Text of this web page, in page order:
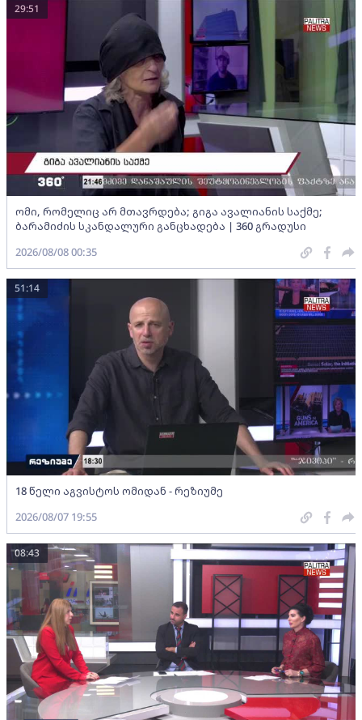
ომი, რომელიც არ მთავრდება; გიგა ავალიანის საქმე;
ბარამიძის სკანდალური განცხადება | 360 გრადუსი
29:51
2026/08/08 00:35
18 წელი აგვისტოს ომიდან - რეზიუმე
51:14
2026/08/07 19:55
08:43